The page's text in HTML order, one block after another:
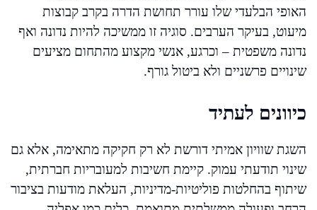
האופי הבלעדי שלו עורר תחושת הדרה בקרב קבוצות
מיעוט, בעיקר הערבים. סוגיה זו ממשיכה להיות נדונה ואף
נדונה משפטית – וכרגע, אנשי מקצוע מהתחום מציעים
שינויים פרשניים ולא ביטול גורף.
כיוונים לעתיד
השגת שוויון אמיתי דורשת לא רק חקיקה מתאימה, אלא גם
שינוי תודעתי עמוק. קיימת חשיבות למעובריות חברתית,
שיתוף בהחלטות פוליטיות-מדיניות, העלאת מודעות בציבור